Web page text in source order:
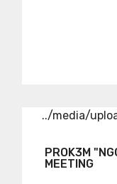
../media/
PROK3M
MEETING